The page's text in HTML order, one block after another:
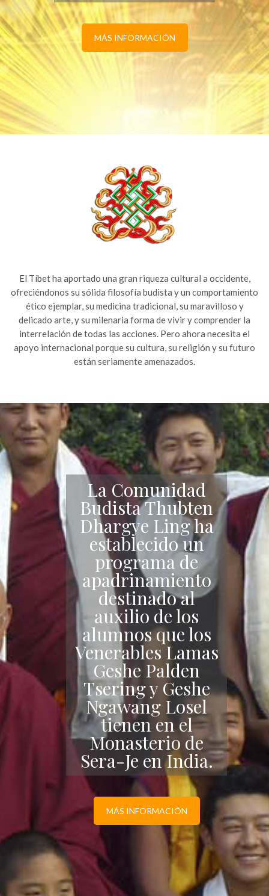
MÁS INFORMACIÓN
El Tíbet ha aportado una gran riqueza cultural a occidente,
ofreciéndonos su sólida filosofía budista y un comportamiento
ético ejemplar, su medicina tradicional, su maravilloso y
delicado arte, y su milenaria forma de vivir y comprender la
interrelación de todas las acciones. Pero ahora necesita el
apoyo internacional porque su cultura, su religión y su futuro
están seriamente amenazados.
La Comunidad
Budista Thubten
Dhargye Ling ha
establecido un
programa de
apadrinamiento
destinado al
auxilio de los
alumnos que los
Venerables Lamas
Geshe Palden
Tsering y Geshe
Ngawang Losel
tienen en el
Monasterio de
Sera-Je en India.
MÁS INFORMACIÓN